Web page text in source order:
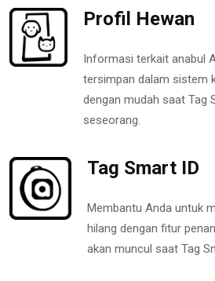
Profil Hewan
Informasi terkait anabul
tersimpan dalam sistem
dengan mudah saat Tag
seseorang.
Tag Smart ID
Membantu Anda untuk
hilang dengan fitur
akan muncul saat Tag